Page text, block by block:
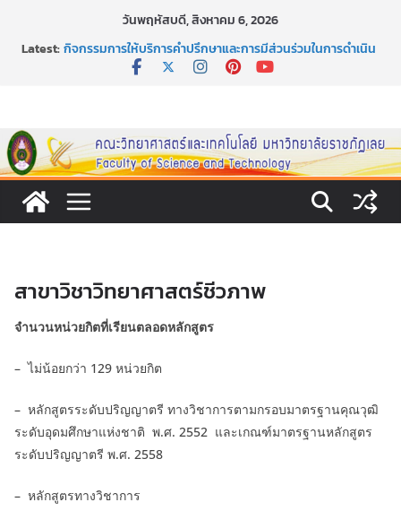
วันพฤหัสบดี, สิงหาคม 6, 2026
Latest:กิจกรรมการให้บริการคำปรึกษาและการมีส่วนร่วมในการดำเนิน
งานของคณะวิทยาศาสตร์และเทคโนโลยี
วิทยาศาสตร์และเทคโนโลยี ภาคปกติ ประจำปีการศึกษา 2569
ขอเชิญชวนประชาชนทุกคน ร่วมลงนามออนไลน์ “ลด ละ เลิก
เหล้า” ประจำปี พ.ศ. 2569
ประกาศสัปดาห์วิทยาศาสตร์แห่งชาติ ประจำปี 2569
สาขาวิชาวิทยาศาสตร์ชีวภาพ
จำนวนหน่วยกิตที่เรียนตลอดหลักสูตร
– ไม่น้อยกว่า 129 หน่วยกิต
– หลักสูตรระดับปริญญาตรี ทางวิชาการตามกรอบมาตรฐานคุณวุฒิ
ระดับอุดมศึกษาแห่งชาติ พ.ศ. 2552 และเกณฑ์มาตรฐานหลักสูตร
ระดับปริญญาตรี พ.ศ. 2558
– หลักสูตรทางวิชาการ